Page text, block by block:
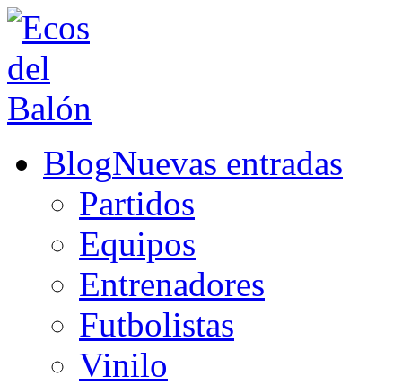
BlogNuevas entradas
Partidos
Equipos
Entrenadores
Futbolistas
Vinilo